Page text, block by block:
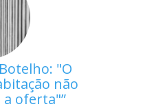
"O
não
a oferta"